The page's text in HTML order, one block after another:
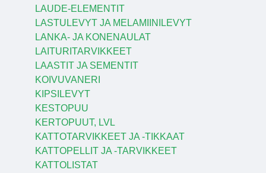
LAUDE-ELEMENTIT
LASTULEVYT JA MELAMIINILEVYT
LANKA- JA KONENAULAT
LAITURITARVIKKEET
LAASTIT JA SEMENTIT
KOIVUVANERI
KIPSILEVYT
KESTOPUU
KERTOPUUT, LVL
KATTOTARVIKKEET JA -TIKKAAT
KATTOPELLIT JA -TARVIKKEET
KATTOLISTAT